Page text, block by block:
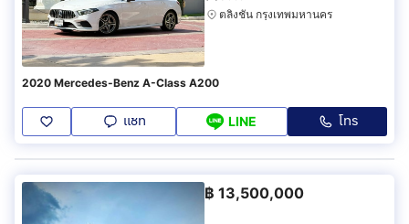
ตลิ่งชัน กรุงเทพมหานคร
2020 Mercedes-Benz A-Class A200
แชท LINE โทร
฿ 13,500,000